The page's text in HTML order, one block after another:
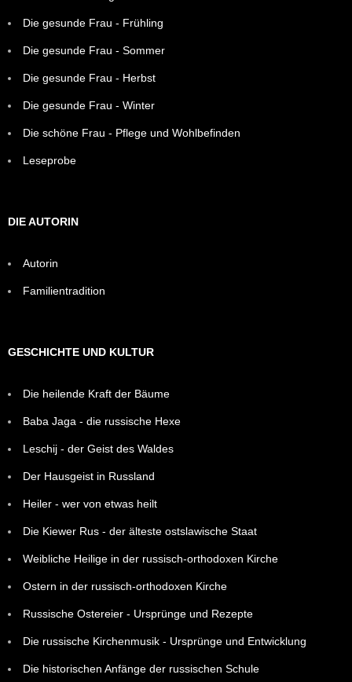
Die gesunde Frau - Frühling
Die gesunde Frau - Sommer
Die gesunde Frau - Herbst
Die gesunde Frau - Winter
Die schöne Frau - Pflege und Wohlbefinden
Leseprobe
DIE AUTORIN
Autorin
Familientradition
GESCHICHTE UND KULTUR
Die heilende Kraft der Bäume
Baba Jaga - die russische Hexe
Leschij - der Geist des Waldes
Der Hausgeist in Russland
Heiler - wer von etwas heilt
Die Kiewer Rus - der älteste ostslawische Staat
Weibliche Heilige in der russisch-orthodoxen Kirche
Ostern in der russisch-orthodoxen Kirche
Russische Ostereier - Ursprünge und Rezepte
Die russische Kirchenmusik - Ursprünge und Entwicklung
Die historischen Anfänge der russischen Schule